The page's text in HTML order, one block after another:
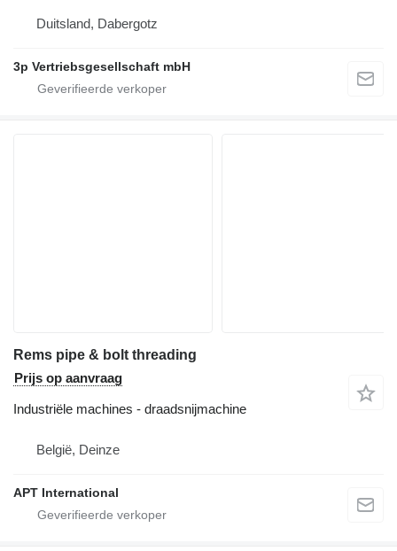
Duitsland, Dabergotz
3p Vertriebsgesellschaft mbH
Rems pipe & bolt threading
Prijs op aanvraag
Industriële machines - draadsnijmachine
België, Deinze
APT International